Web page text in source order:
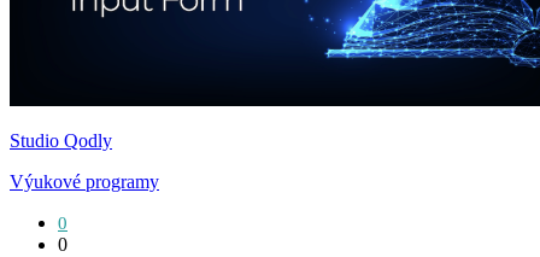
Studio Qodly
Výukové programy
0
0